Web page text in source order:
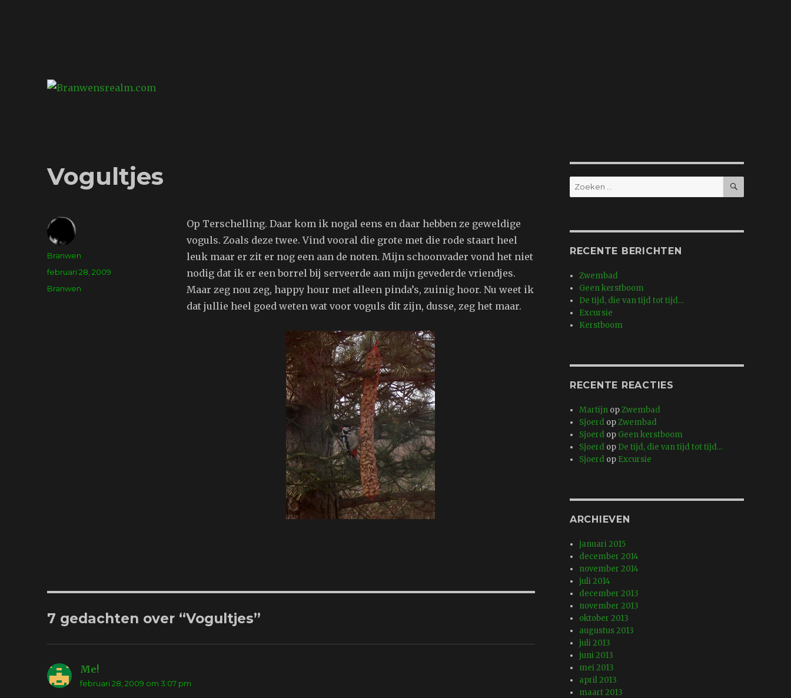
Vogultjes
Op Terschelling. Daar kom ik nogal eens en daar hebben ze geweldige
voguls. Zoals deze twee. Vind vooral die grote met die rode staart heel
leuk maar er zit er nog een aan de noten. Mijn schoonvader vond het niet
nodig dat ik er een borrel bij serveerde aan mijn gevederde vriendjes.
Maar zeg nou zeg, happy hour met alleen pinda’s, zuinig hoor. Nu weet ik
dat jullie heel goed weten wat voor voguls dit zijn, dusse, zeg het maar.
Auteur
Branwen
Geplaatst
februari 28, 2009
Tags
Branwen
7 gedachten over “Vogultjes”
Me!
februari 28, 2009 om 3:07 pm
Zoeken
naar:
ZOEKEN
RECENTE BERICHTEN
Zwembad
Geen kerstboom
De tijd, die van tijd tot tijd…
Excursie
Kerstboom
RECENTE REACTIES
Martijn opZwembad
Sjoerd opZwembad
Sjoerd op Geen kerstboom
Sjoerd op De tijd, die van tijd tot tijd…
Sjoerd op Excursie
ARCHIEVEN
januari 2015
december 2014
november 2014
juli 2014
december 2013
november 2013
oktober 2013
augustus 2013
juli 2013
juni 2013
mei 2013
april 2013
maart 2013